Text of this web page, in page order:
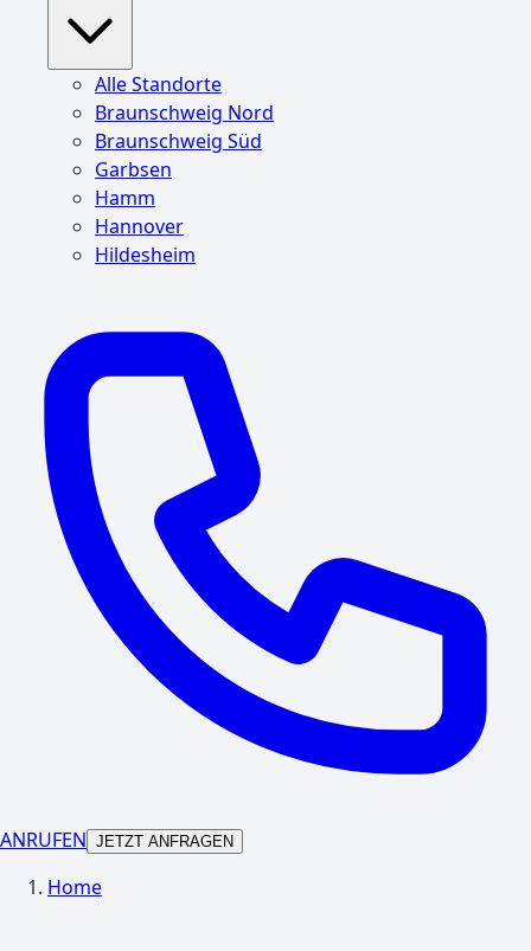
Alle Standorte
Braunschweig Nord
Braunschweig Süd
Garbsen
Hamm
Hannover
Hildesheim
ANRUFEN JETZT ANFRAGEN
Home